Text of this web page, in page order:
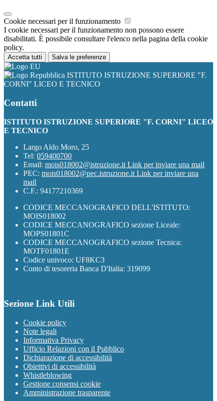
Cookie necessari per il funzionamento
I cookie necessari per il funzionamento non possono essere
disabilitati. È possibile consultare l'elenco nella pagina della cookie
policy.
Accetta tutti Salva le preferenze
ISTITUTO ISTRUZIONE SUPERIORE "F.
CORNI" LICEO E TECNICO
Contatti
ISTITUTO ISTRUZIONE SUPERIORE "F. CORNI" LICEO
E TECNICO
Largo Aldo Moro, 25
Tel: 059400700
Email: mois018002@istruzione.it Link per inviare una mail
PEC: mois018002@pec.istruzione.it Link per inviare una
mail
C.F.: 94177210369
CODICE MECCANOGRAFICO DELL'ISTITUTO:
MOIS018002
CODICE MECCANOGRAFICO sezione Liceale:
MOPS01801C
CODICE MECCANOGRAFICO sezione Tecnica:
MOTF01801E
Codice univoco: UF8KC3
Conto di tesoreria Banca D'Italia: 319099
Sezione Link Utili
Cookie policy
Note legali
Informativa Privacy
Ufficio Relazioni con il Pubblico
Dichiarazione di accessibilità
Obiettivi di accessibilità
Whistleblowing
Gestione consensi cookie
Amministrazione trasparente